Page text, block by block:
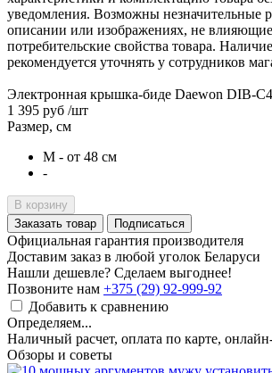
уведомления. Возможны незначительные
описании или изображениях, не
потребительские свойства товара.
рекомендуется уточнять у сотрудников
Электронная крышка-биде Daewon DIB-
1 395 руб /шт
Размер, см
M - от 48 см
-
В корзину
Заказать товар
Подписаться
Официальная гарантия производителя
Доставим заказ в любой уголок Беларуси
Нашли дешевле? Сделаем выгоднее!
Позвоните нам +375 (29) 92-999-92
Добавить к сравнению
Определяем...
Наличный расчет, оплата по карте,
Обзоры и советы